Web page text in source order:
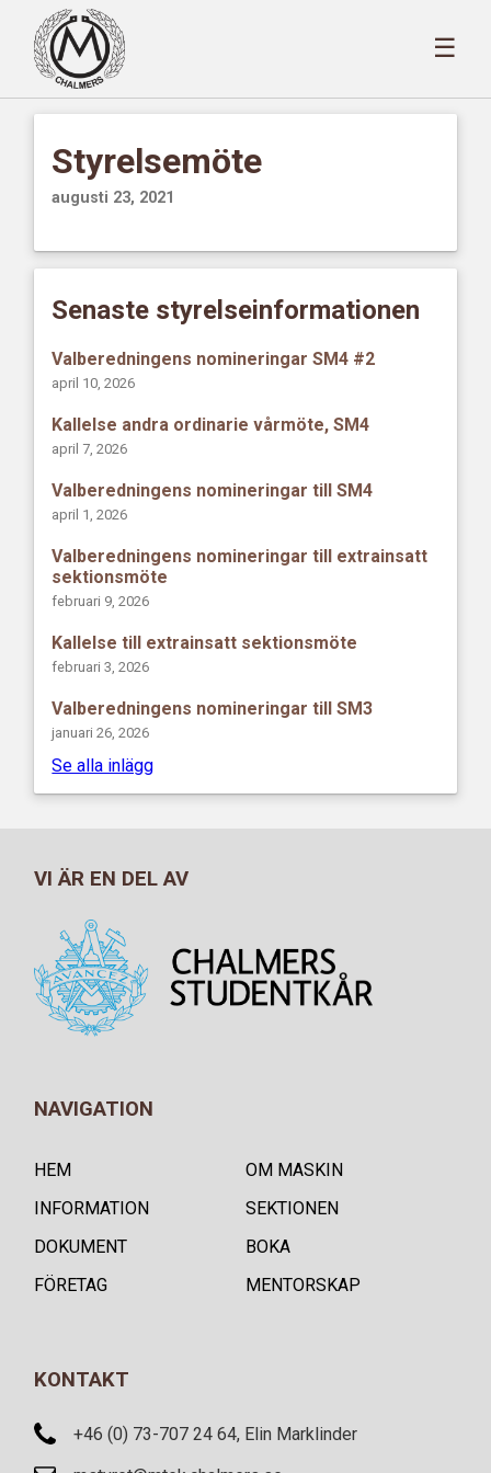
☰
Styrelsemöte
augusti 23, 2021
Senaste styrelseinformationen
Valberedningens nomineringar SM4 #2
april 10, 2026
Kallelse andra ordinarie vårmöte, SM4
april 7, 2026
Valberedningens nomineringar till SM4
april 1, 2026
Valberedningens nomineringar till extrainsatt
sektionsmöte
februari 9, 2026
Kallelse till extrainsatt sektionsmöte
februari 3, 2026
Valberedningens nomineringar till SM3
januari 26, 2026
Se alla inlägg
VI ÄR EN DEL AV
NAVIGATION
HEM
OM MASKIN
INFORMATION
SEKTIONEN
DOKUMENT
BOKA
FÖRETAG
MENTORSKAP
KONTAKT
+46 (0) 73-707 24 64, Elin Marklinder